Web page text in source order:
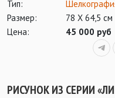
Тип:
Размер:
78 Х 64,5 см
Цена:
45 000 руб
РИСУНОК ИЗ СЕРИИ